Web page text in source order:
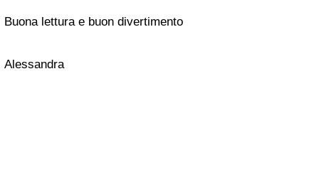
Buona lettura e buon divertimento
Alessandra